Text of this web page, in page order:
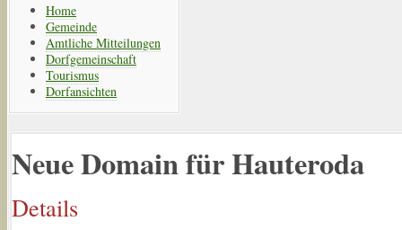
Home
Gemeinde
Amtliche Mitteilungen
Dorfgemeinschaft
Tourismus
Dorfansichten
Neue Domain für Hauteroda
Details